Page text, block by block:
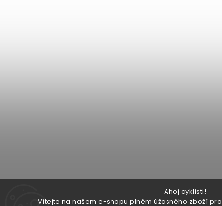
Ahoj cyklisti!
Vítejte na našem e-shopu plném úžasného zboží